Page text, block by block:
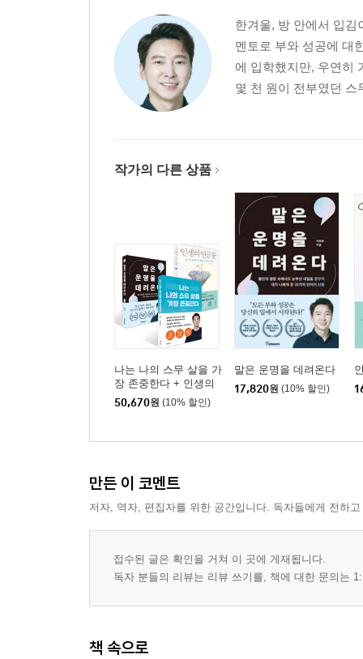
한겨울, 방 안에서 입김
멘토로 부와 성공에 대
에 입학했지만, 우연히
몇 천 원이 전부였던 스
작가의 다른 상품
나는 나의 스무 살을 가
장 존중한다 + 인생의
연금술 + 말은 운명을
데려온다 세트
50,670원 (10% 할인)
말은 운명을 데려온다
17,820원 (10% 할인)
만든 이 코멘트
저자, 역자, 편집자를 위한 공간입니다. 독자들에게 전하
접수된 글은 확인을 거쳐 이 곳에 게재됩니다.
독자 분들의 리뷰는 리뷰 쓰기를, 책에 대한 문의는
책 속으로